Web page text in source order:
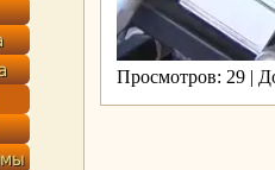
Просмотров: 29 |